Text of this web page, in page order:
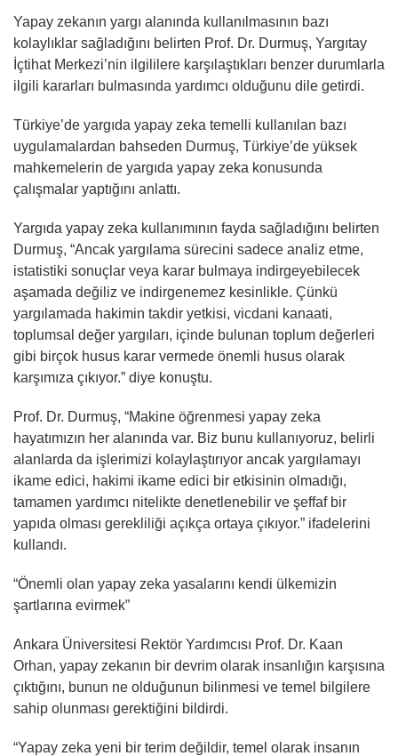
Yapay zekanın yargı alanında kullanılmasının bazı
kolaylıklar sağladığını belirten Prof. Dr. Durmuş, Yargıtay
İçtihat Merkezi’nin ilgililere karşılaştıkları benzer durumlarla
ilgili kararları bulmasında yardımcı olduğunu dile getirdi.
Türkiye’de yargıda yapay zeka temelli kullanılan bazı
uygulamalardan bahseden Durmuş, Türkiye’de yüksek
mahkemelerin de yargıda yapay zeka konusunda
çalışmalar yaptığını anlattı.
Yargıda yapay zeka kullanımının fayda sağladığını belirten
Durmuş, “Ancak yargılama sürecini sadece analiz etme,
istatistiki sonuçlar veya karar bulmaya indirgeyebilecek
aşamada değiliz ve indirgenemez kesinlikle. Çünkü
yargılamada hakimin takdir yetkisi, vicdani kanaati,
toplumsal değer yargıları, içinde bulunan toplum değerleri
gibi birçok husus karar vermede önemli husus olarak
karşımıza çıkıyor.” diye konuştu.
Prof. Dr. Durmuş, “Makine öğrenmesi yapay zeka
hayatımızın her alanında var. Biz bunu kullanıyoruz, belirli
alanlarda da işlerimizi kolaylaştırıyor ancak yargılamayı
ikame edici, hakimi ikame edici bir etkisinin olmadığı,
tamamen yardımcı nitelikte denetlenebilir ve şeffaf bir
yapıda olması gerekliliği açıkça ortaya çıkıyor.” ifadelerini
kullandı.
“Önemli olan yapay zeka yasalarını kendi ülkemizin
şartlarına evirmek”
Ankara Üniversitesi Rektör Yardımcısı Prof. Dr. Kaan
Orhan, yapay zekanın bir devrim olarak insanlığın karşısına
çıktığını, bunun ne olduğunun bilinmesi ve temel bilgilere
sahip olunması gerektiğini bildirdi.
“Yapay zeka yeni bir terim değildir, temel olarak insanın